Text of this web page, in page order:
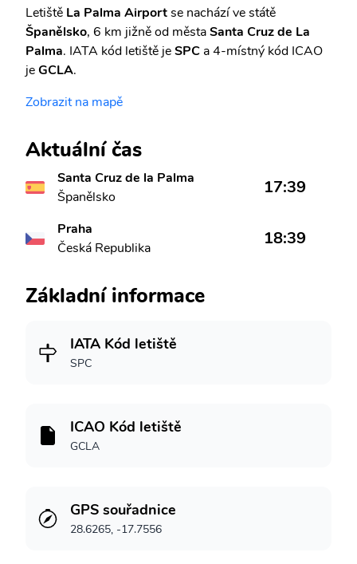
Letiště La Palma Airportse nachází ve státě
Španělsko, 6 km jižně od městaSanta Cruz de La
Palma. IATA kód letiště jeSPC a 4-místný kód ICAO
jeGCLA.
Zobrazit na mapě
Aktuální čas
Santa Cruz de la Palma
Španělsko
17:39
Praha
Česká Republika
18:39
Základní informace
IATA Kód letiště
SPC
ICAO Kód letiště
GCLA
GPS souřadnice
28.6265, -17.7556